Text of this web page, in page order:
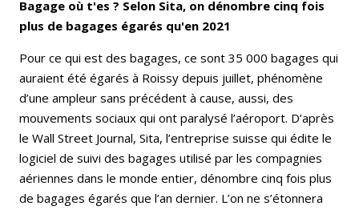
Bagage où t'es ? Selon Sita, on dénombre cinq fois
plus de bagages égarés qu'en 2021
Pour ce qui est des bagages, ce sont 35 000 bagages qui
auraient été égarés à Roissy depuis juillet, phénomène
d’une ampleur sans précédent à cause, aussi, des
mouvements sociaux qui ont paralysé l’aéroport. D’après
le Wall Street Journal, Sita, l’entreprise suisse qui édite le
logiciel de suivi des bagages utilisé par les compagnies
aériennes dans le monde entier, dénombre cinq fois plus
de bagages égarés que l’an dernier. L’on ne s’étonnera